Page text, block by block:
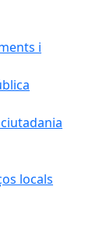
i
locals